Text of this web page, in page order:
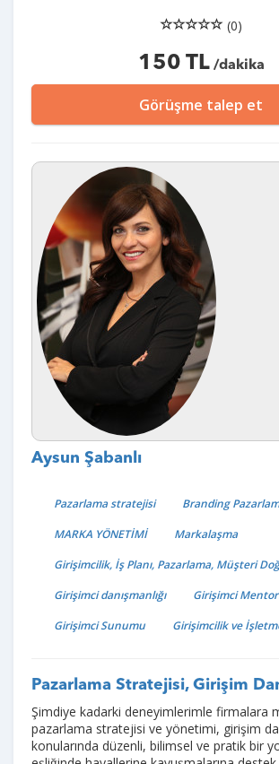
(0)
150 TL/dakika
Görüşme talep et
Aysun Şabanlı
Pazarlama stratejisi
Branding
MARKA YÖNETİMİ
Markalaşma
Girişimcilik, İş Planı, Pazarlama, Müşteri
Girişimci danışmanlığı
Girişimci
Girişimci Sunumu
Girişimcilik ve
Pazarlama Stratejisi, Girişim
Şimdiye kadarki deneyimlerimle firmalara
pazarlama stratejisi ve yönetimi, girişim
konularında düzenli, bilimsel ve pratik bir